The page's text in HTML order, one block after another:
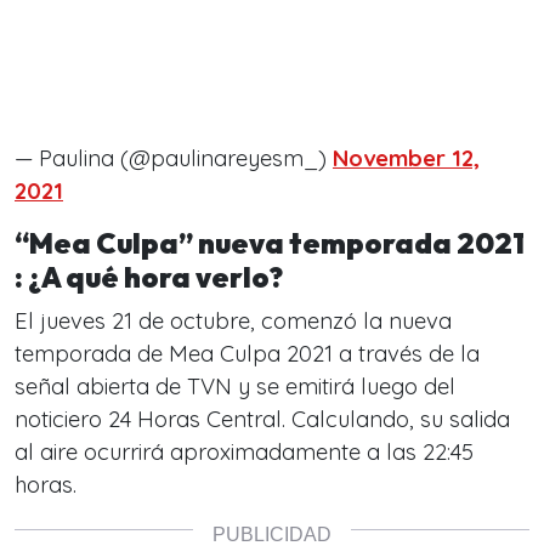
— Paulina (@paulinareyesm_) November 12,
2021
“Mea Culpa” nueva temporada 2021
: ¿A qué hora verlo?
El jueves 21 de octubre, comenzó la nueva
temporada de Mea Culpa 2021 a través de la
señal abierta de TVN y se emitirá luego del
noticiero 24 Horas Central. Calculando, su salida
al aire ocurrirá aproximadamente a las 22:45
horas.